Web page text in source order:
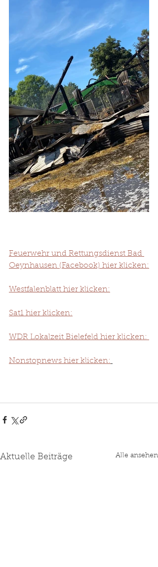
Feuerwehr und Rettungsdienst Bad
Oeynhausen (Facebook) hier klicken:
Westfalenblatt hier klicken:
Sat1 hier klicken:
WDR Lokalzeit Bielefeld hier klicken:
Nonstopnews hier klicken:
Aktuelle Beiträge Alle ansehen